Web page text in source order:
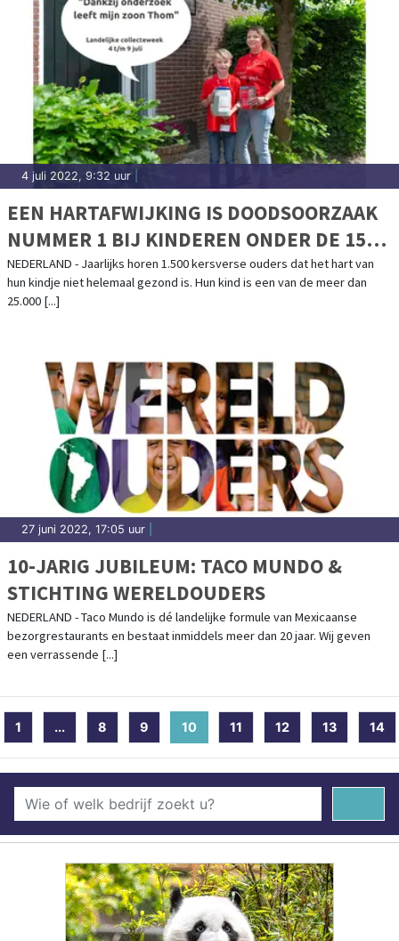
4 juli 2022, 9:32 uur
EEN HARTAFWIJKING IS DOODSOORZAAK
NUMMER 1 BIJ KINDEREN ONDER DE 15
JAAR. STRIJD MEE TIJDENS DE
LANDELIJKE COLLECTEWEEK VAN
NEDERLAND - Jaarlijks horen 1.500 kersverse ouders dat het hart van
hun kindje niet helemaal gezond is. Hun kind is een van de meer dan
25.000 [...]
27 juni 2022, 17:05 uur
10-JARIG JUBILEUM: TACO MUNDO &
STICHTING WERELDOUDERS
NEDERLAND - Taco Mundo is dé landelijke formule van Mexicaanse
bezorgrestaurants en bestaat inmiddels meer dan 20 jaar. Wij geven
een verrassende [...]
1 ... 8 9 10 (current)
11 12 13 14